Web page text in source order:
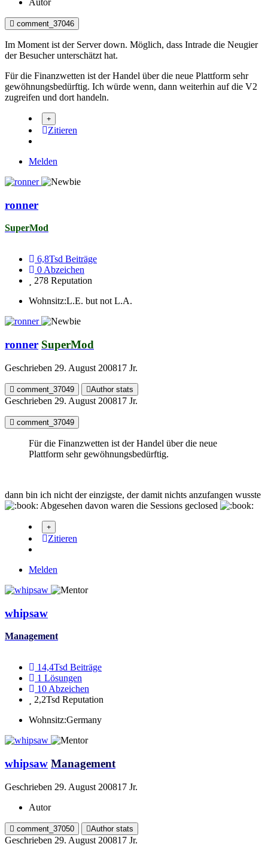
Autor
comment_37046
Im Moment ist der Server down. Möglich, dass Intrade die Neugier
der Besucher unterschätzt hat.
Für die Finanzwetten ist der Handel über die neue Plattform sehr
gewöhnungsbedürftig. Ich würde wenn, dann weiterhin auf die V2
zugreifen und dort handeln.
Zitieren
Melden
ronner
SuperMod
6,8Tsd Beiträge
0 Abzeichen
278 Reputation
Wohnsitz:L.E. but not L.A.
ronner SuperMod
Geschrieben 29. August 200817 Jr.
comment_37049 Author stats
Geschrieben 29. August 200817 Jr.
comment_37049
Für die Finanzwetten ist der Handel über die neue
Plattform sehr gewöhnungsbedürftig.
dann bin ich nicht der einzigste, der damit nichts anzufangen wusste
Abgesehen davon waren die Sessions geclosed
Zitieren
Melden
whipsaw
Management
14,4Tsd Beiträge
1 Lösungen
10 Abzeichen
2,2Tsd Reputation
Wohnsitz:Germany
whipsaw Management
Geschrieben 29. August 200817 Jr.
Autor
comment_37050 Author stats
Geschrieben 29. August 200817 Jr.